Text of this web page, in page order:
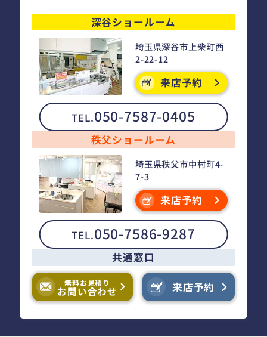
深谷ショールーム
埼玉県深谷市上柴町西
2-22-12
来店予約
TEL.050-7587-0405
秩父ショールーム
埼玉県秩父市中村町4-
7-3
来店予約
TEL.050-7586-9287
共通窓口
来店予約
無料お見積り
お問い合わせ